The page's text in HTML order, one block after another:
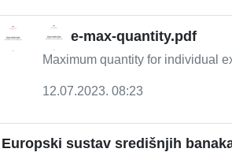
e-max-quantity.pdf
Maximum quantity for individual
12.07.2023. 08:23
Europski sustav središnjih